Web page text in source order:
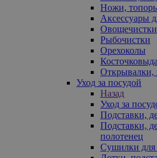
Ножи,
Аксессуары
Овощечистки
Рыбочистки
Орехоколы
Открывалки,
Уход за посудой
Назад
Уход за
Подставки,
Подставки,
полотенец
Сушилки для